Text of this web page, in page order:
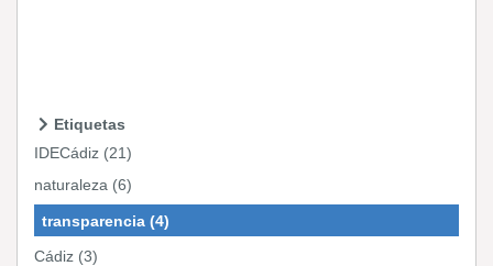
Etiquetas
IDECádiz (21)
naturaleza (6)
transparencia (4)
Cádiz (3)